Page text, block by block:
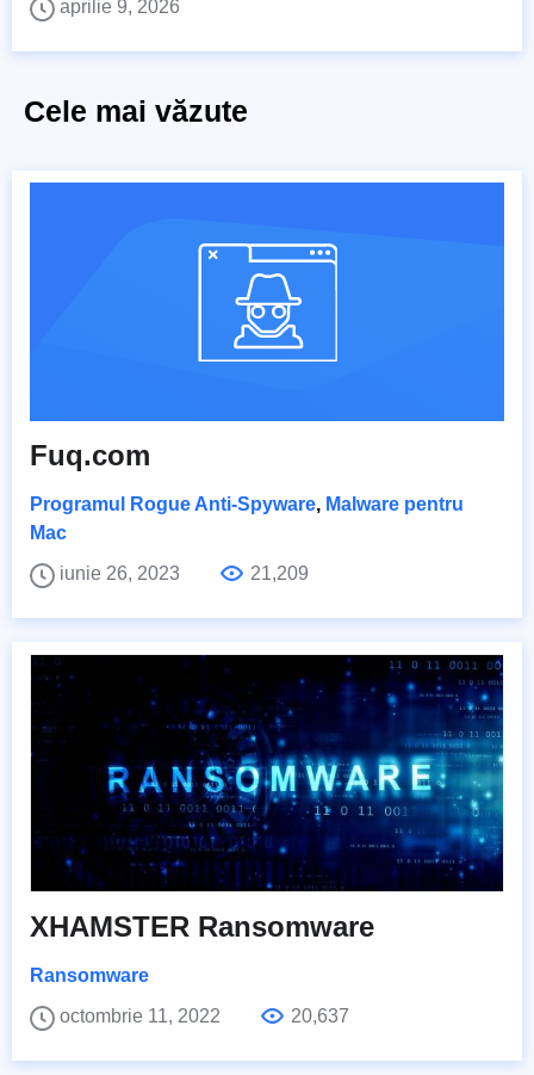
aprilie 9, 2026
Cele mai văzute
Fuq.com
Programul Rogue Anti-Spyware, Malware pentru
Mac
iunie 26, 2023
21,209
XHAMSTER Ransomware
Ransomware
octombrie 11, 2022
20,637